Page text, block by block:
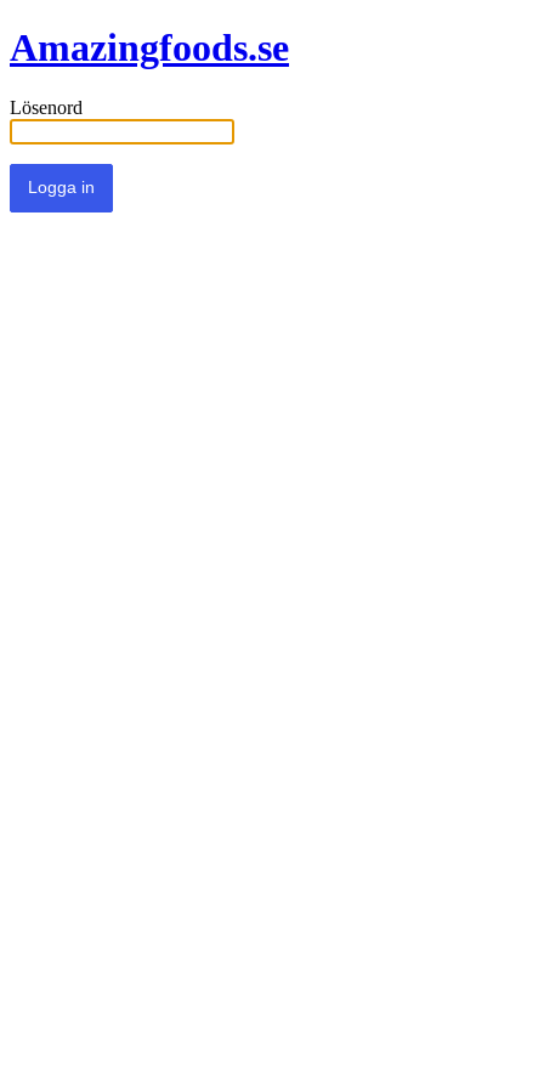
Amazingfoods.se
Lösenord